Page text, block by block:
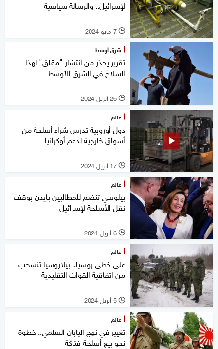
لإسرائيل.. والرسالة سياسية
l 7 مايو 2024
شرق أوسط
تقرير يحذر من انتشار "مقلق" لهذا
السلاح في الشرق الأوسط
l 26 أبريل 2024
عالم
دول أوروبية تدرس شراء أسلحة من
أسواق خارجية لدعم أوكرانيا
l 17 أبريل 2024
عالم
بيلوسي تنضم للمطالبين بايدن بوقف
نقل الأسلحة لإسرائيل
l 6 أبريل 2024
عالم
على خطى روسيا.. بيلاروسيا تنسحب
من اتفاقية القوات التقليدية
l 5 أبريل 2024
عالم
تغيير في نهج اليابان السلمي.. خطوة
نحو بيع أسلحة فتاكة